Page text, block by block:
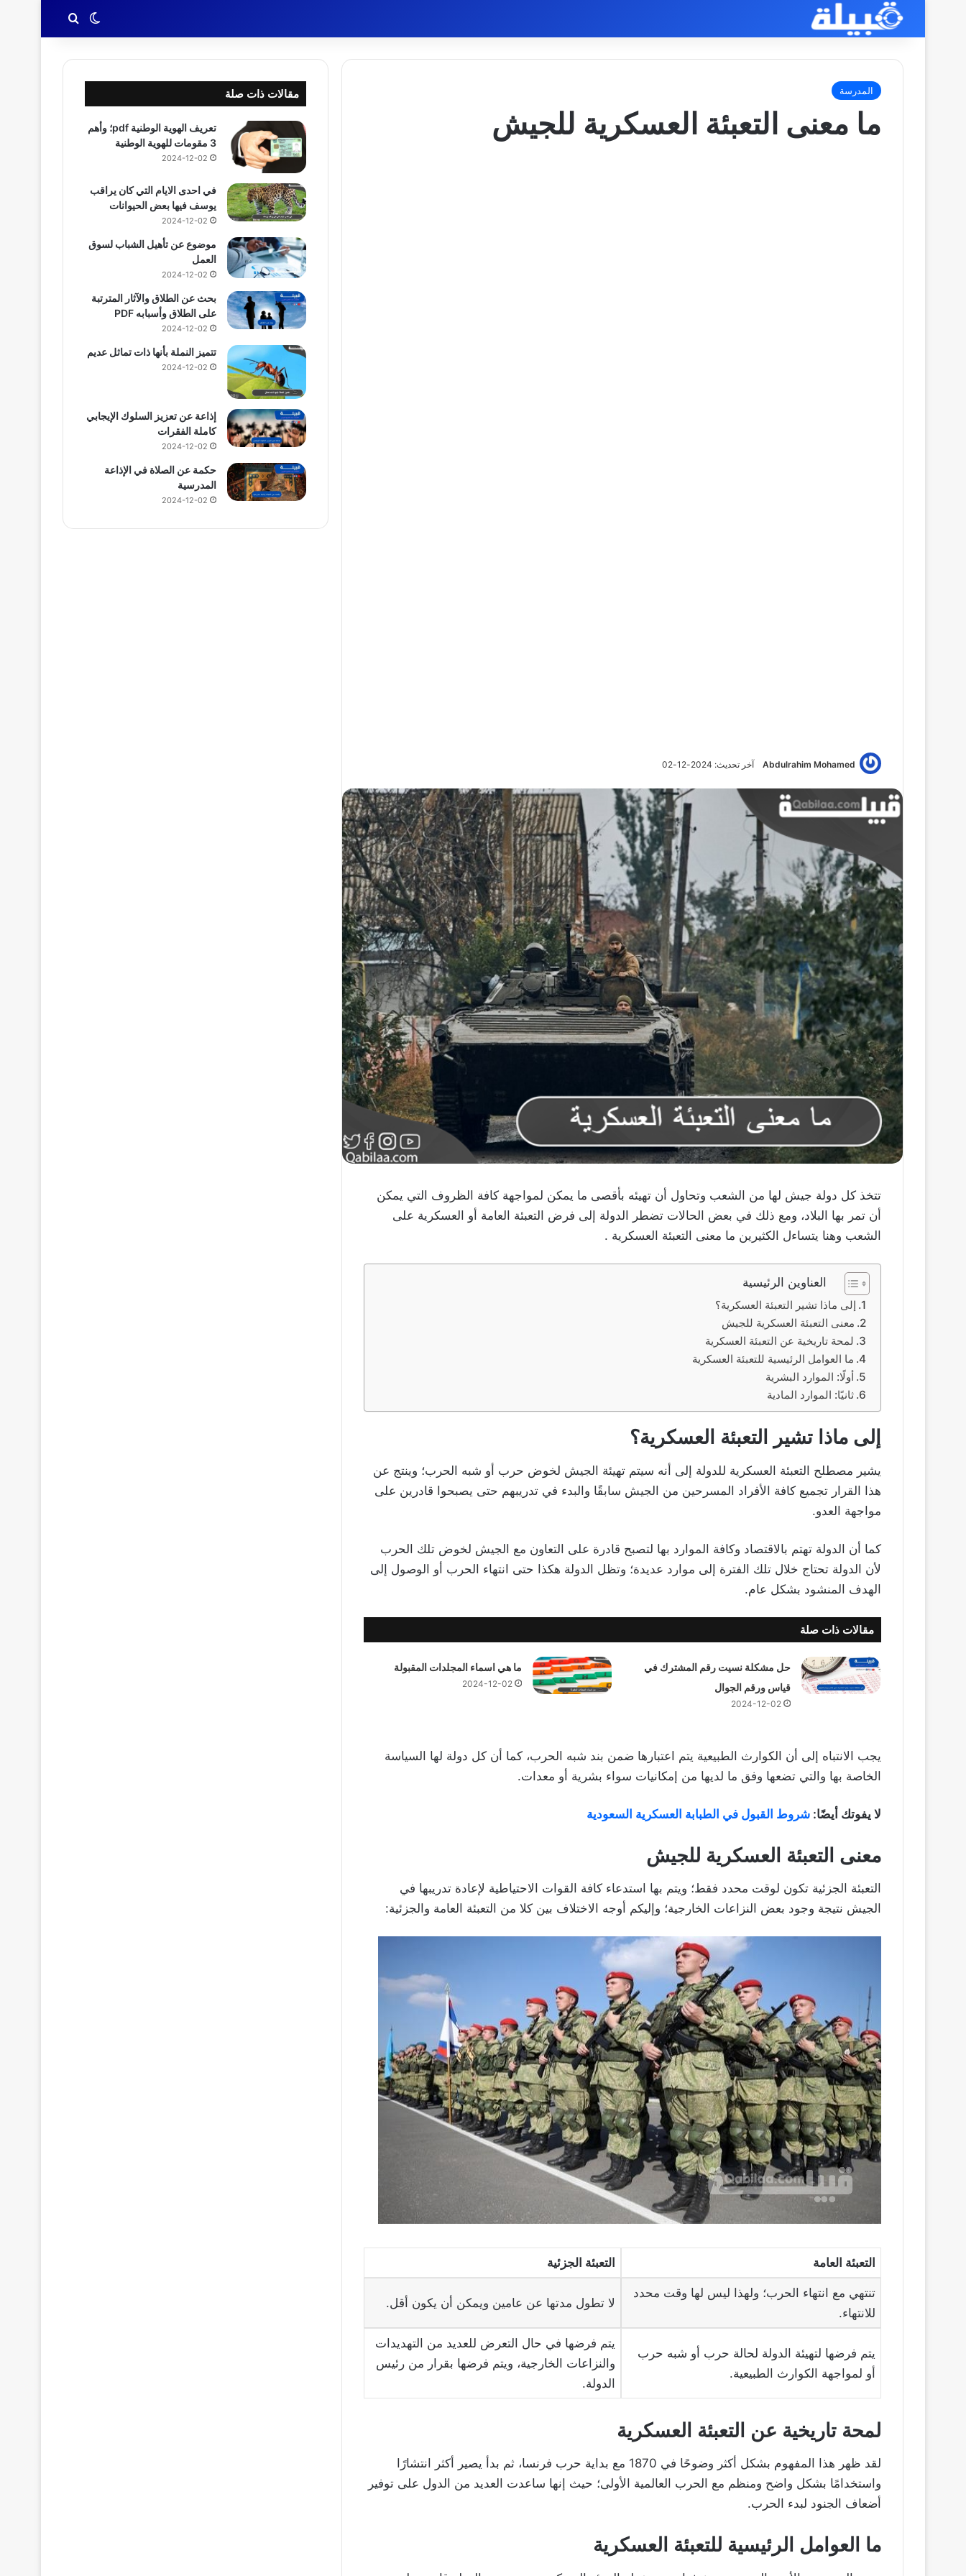
الوضع المظلم
بحث عن
المدرسة
ما معنى التعبئة العسكرية للجيش
Abdulrahim Mohamed آخر تحديث: 2024-12-02
تتخذ كل دولة جيش لها من الشعب وتحاول أن تهيئه بأقصى ما يمكن لمواجهة كافة الظروف التي يمكن
أن تمر بها البلاد، ومع ذلك في بعض الحالات تضطر الدولة إلى فرض التعبئة العامة أو العسكرية على
الشعب وهنا يتساءل الكثيرين ما معنى التعبئة العسكرية .
العناوين الرئيسية
إلى ماذا تشير التعبئة العسكرية؟
معنى التعبئة العسكرية للجيش
لمحة تاريخية عن التعبئة العسكرية
ما العوامل الرئيسية للتعبئة العسكرية
أولًا: الموارد البشرية
ثانيًا: الموارد المادية
إلى ماذا تشير التعبئة العسكرية؟
يشير مصطلح التعبئة العسكرية للدولة إلى أنه سيتم تهيئة الجيش لخوض حرب أو شبه الحرب؛ وينتج عن
هذا القرار تجميع كافة الأفراد المسرحين من الجيش سابقًا والبدء في تدريبهم حتى يصبحوا قادرين على
مواجهة العدو.
كما أن الدولة تهتم بالاقتصاد وكافة الموارد بها لتصبح قادرة على التعاون مع الجيش لخوض تلك الحرب
لأن الدولة تحتاج خلال تلك الفترة إلى موارد عديدة؛ وتظل الدولة هكذا حتى انتهاء الحرب أو الوصول إلى
الهدف المنشود بشكل عام.
مقالات ذات صلة
حل مشكلة نسيت رقم المشترك في
قياس ورقم الجوال
2024-12-02
ما هي اسماء المجلدات المقبولة
2024-12-02
يجب الانتباه إلى أن الكوارث الطبيعية يتم اعتبارها ضمن بند شبه الحرب، كما أن كل دولة لها السياسة
الخاصة بها والتي تضعها وفق ما لديها من إمكانيات سواء بشرية أو معدات.
لا يفوتك أيضًا: شروط القبول في الطبابة العسكرية السعودية
معنى التعبئة العسكرية للجيش
التعبئة الجزئية تكون لوقت محدد فقط؛ ويتم بها استدعاء كافة القوات الاحتياطية لإعادة تدريبها في
الجيش نتيجة وجود بعض النزاعات الخارجية؛ وإليكم أوجه الاختلاف بين كلا من التعبئة العامة والجزئية:
التعبئة العامة التعبئة الجزئية
تنتهي مع انتهاء الحرب؛ ولهذا ليس لها وقت محدد
للانتهاء.
لا تطول مدتها عن عامين ويمكن أن يكون أقل.
يتم فرضها لتهيئة الدولة لحالة حرب أو شبه حرب
أو لمواجهة الكوارث الطبيعية.
يتم فرضها في حال التعرض للعديد من التهديدات
والنزاعات الخارجية، ويتم فرضها بقرار من رئيس
الدولة.
لمحة تاريخية عن التعبئة العسكرية
لقد ظهر هذا المفهوم بشكل أكثر وضوحًا في 1870 مع بداية حرب فرنسا، ثم بدأ يصير أكثر انتشارًا
واستخدامًا بشكل واضح ومنظم مع الحرب العالمية الأولى؛ حيث إنها ساعدت العديد من الدول على توفير
أضعاف الجنود لبدء الحرب.
ما العوامل الرئيسية للتعبئة العسكرية
مقالات ذات صلة
تعريف الهوية الوطنية pdf؛ وأهم
3 مقومات للهوية الوطنية
2024-12-02
في احدى الايام التي كان يراقب
يوسف فيها بعض الحيوانات
2024-12-02
موضوع عن تأهيل الشباب لسوق
العمل
2024-12-02
بحث عن الطلاق والآثار المترتبة
على الطلاق وأسبابه PDF
2024-12-02
تتميز النملة بأنها ذات تماثل عديم
2024-12-02
إذاعة عن تعزيز السلوك الإيجابي
كاملة الفقرات
2024-12-02
حكمة عن الصلاة في الإذاعة
المدرسية
2024-12-02